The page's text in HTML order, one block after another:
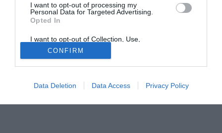
I want to opt-out of processing my
Personal Data for Targeted Advertising.
Opted In
I want to opt-out of Collection, Use,
Retention, Sale, and/or Sharing of my
Personal Data that Is Unrelated with the
Purposes for which it was collected.
Opted Out
CONFIRM
Data Deletion Data Access Privacy Policy
Tutte le partite di Serie A della tua squadra. Attiva l’Offerta di
TIMVISION con DAZN!